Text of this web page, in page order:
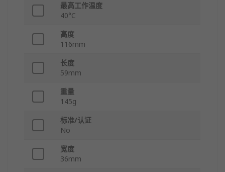
最高工作温度
40°C
高度
116mm
长度
59mm
重量
145g
标准/认证
No
宽度
36mm